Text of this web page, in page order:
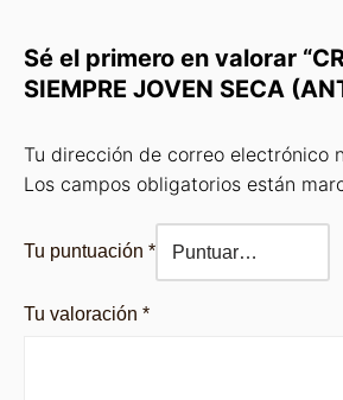
Sé el primero en valorar
SIEMPRE JOVEN SECA
Tu dirección de correo electrónico
Los campos obligatorios están
Tu puntuación *
Tu valoración *